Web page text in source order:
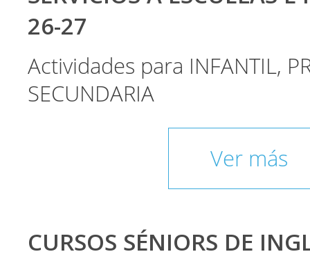
26-27
Actividades para INFANTIL,
SECUNDARIA
Ver más
CURSOS SÉNIORS DE